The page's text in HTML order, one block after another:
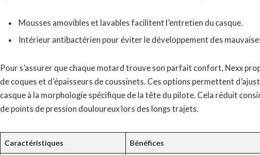
Mousses amovibles et lavables facilitent l’entretien du casque.
Intérieur antibactérien pour éviter le développement des
Pour s’assurer que chaque motard trouve son parfait confort, Nexx
de coques et d’épaisseurs de coussinets. Ces options permettent
casque à la morphologie spécifique de la tête du pilote. Cela réduit
de points de pression douloureux lors des longs trajets.
Caractéristiques Bénéfices